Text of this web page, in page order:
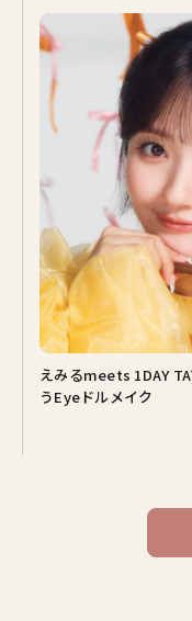
えみるmeets 1DAY
うEyeドルメイク